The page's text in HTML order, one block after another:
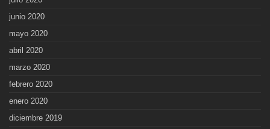
junio 2020
mayo 2020
abril 2020
marzo 2020
febrero 2020
enero 2020
diciembre 2019